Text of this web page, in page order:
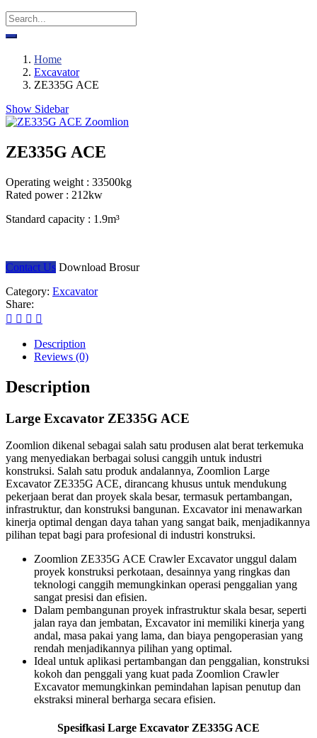
Home
Excavator
ZE335G ACE
Show Sidebar
ZE335G ACE
Operating weight : 33500kg
Rated power : 212kw
Standard capacity : 1.9m³
Contact Us Download Brosur
Category: Excavator
Share:
Description
Reviews (0)
Description
Large Excavator ZE335G ACE
Zoomlion dikenal sebagai salah satu produsen alat berat terkemuka
yang menyediakan berbagai solusi canggih untuk industri
konstruksi. Salah satu produk andalannya, Zoomlion Large
Excavator ZE335G ACE, dirancang khusus untuk mendukung
pekerjaan berat dan proyek skala besar, termasuk pertambangan,
infrastruktur, dan konstruksi bangunan. Excavator ini menawarkan
kinerja optimal dengan daya tahan yang sangat baik, menjadikannya
pilihan tepat bagi para profesional di industri konstruksi.
Zoomlion ZE335G ACE Crawler Excavator unggul dalam
proyek konstruksi perkotaan, desainnya yang ringkas dan
teknologi canggih memungkinkan operasi penggalian yang
sangat presisi dan efisien.
Dalam pembangunan proyek infrastruktur skala besar, seperti
jalan raya dan jembatan, Excavator ini memiliki kinerja yang
andal, masa pakai yang lama, dan biaya pengoperasian yang
rendah menjadikannya pilihan yang optimal.
Ideal untuk aplikasi pertambangan dan penggalian, konstruksi
kokoh dan penggali yang kuat pada Zoomlion Crawler
Excavator memungkinkan pemindahan lapisan penutup dan
ekstraksi mineral berharga secara efisien.
Spesifkasi Large Excavator ZE335G ACE